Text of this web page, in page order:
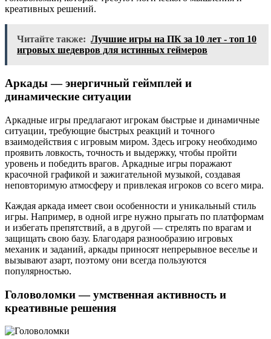
креативных решений.
Читайте также: Лучшие игры на ПК за 10 лет - топ 10
игровых шедевров для истинных геймеров
Аркады — энергичный геймплей и
динамические ситуации
Аркадные игры предлагают игрокам быстрые и динамичные
ситуации, требующие быстрых реакций и точного
взаимодействия с игровым миром. Здесь игроку необходимо
проявить ловкость, точность и выдержку, чтобы пройти
уровень и победить врагов. Аркадные игры поражают
красочной графикой и зажигательной музыкой, создавая
неповторимую атмосферу и привлекая игроков со всего мира.
Каждая аркада имеет свои особенности и уникальный стиль
игры. Например, в одной игре нужно прыгать по платформам
и избегать препятствий, а в другой — стрелять по врагам и
защищать свою базу. Благодаря разнообразию игровых
механик и заданий, аркады приносят непрерывное веселье и
вызывают азарт, поэтому они всегда пользуются
популярностью.
Головоломки — умственная активность и
креативные решения